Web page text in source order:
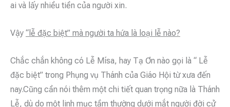
ai và lấy nhiều tiền của người xin.
Vậy “lễ đặc biệt” mà người ta hứa là loại lễ nào?
Chắc chắn không có Lễ Mísa, hay Tạ Ơn nào gọi là “ Lễ
đặc biệt” trong Phụng vụ Thánh của Giáo Hội từ xưa đến
nay.Cũng cần nói thêm một chi tiết quan trọng nữa là Thánh
Lễ, dù do một linh mục tầm thường dưới mắt người đời cử